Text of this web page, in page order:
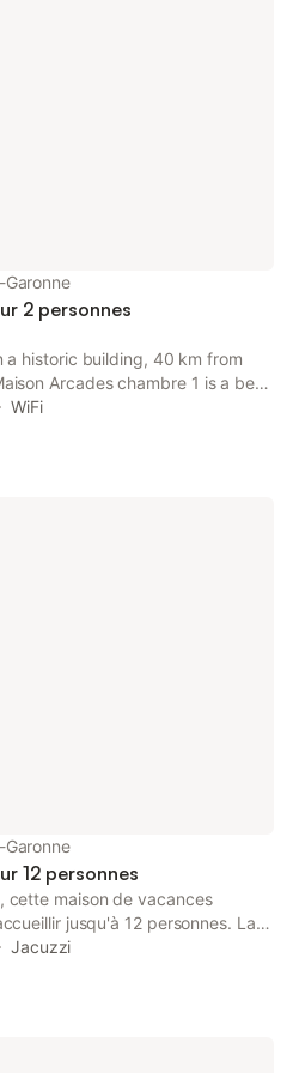
2 personnes
a historic building, 40 km from
Arcades chambre 1 is a bed
swimming pool and
WiFi
12 personnes
cette maison de vacances
jusqu'à 12 personnes. La
centre-ville et offre un cadre
ou les familles souhaitant
Jacuzzi